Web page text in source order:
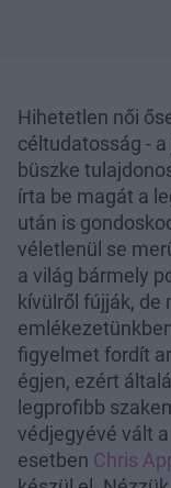
Hihetetlen női
céltudatosság -
büszke
írta be magát a
után is
véletlenül se
a világ bármely
kívülről fújják, de
figyelmet fordít
égjen, ezért
legprofibb
védjegyévé vált
esetben Chris